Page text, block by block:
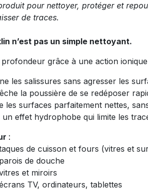
pour nettoyer, protéger et
de traces.
n’est pas un simple nettoyant.
profondeur grâce à une action
les salissures sans agresser les
la poussière de se redéposer
les surfaces parfaitement nettes,
effet hydrophobe qui limite les
:
de cuisson et fours (vitres et
parois de douche
et miroirs
TV, ordinateurs, tablettes